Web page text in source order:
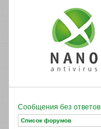
Сообщения без ответов
Список форумов